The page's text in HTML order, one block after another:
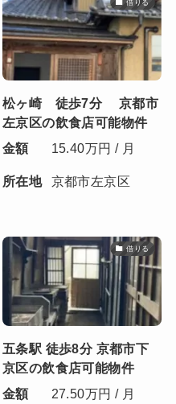
借りる
松ヶ崎 徒歩7分 京都市
左京区の飲食店可能物件
金額
15.40万円 / 月
所在地 京都市左京区
借りる
五条駅 徒歩8分 京都市下
京区の飲食店可能物件
金額
27.50万円 / 月